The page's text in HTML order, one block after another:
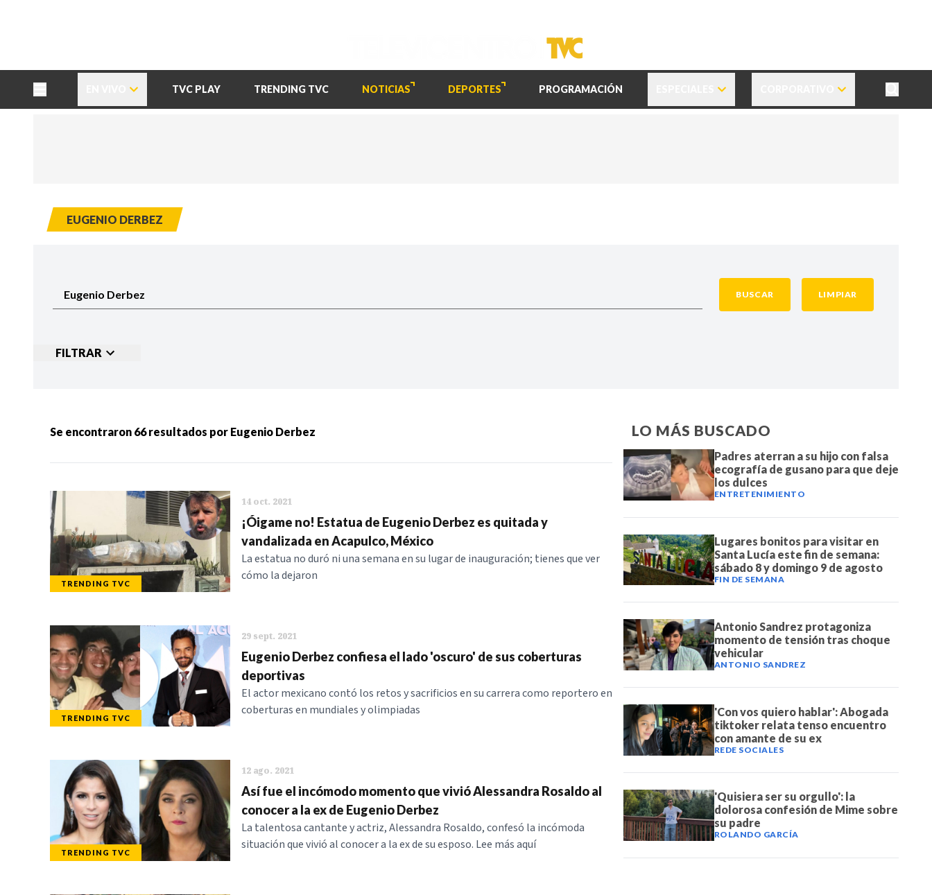
TVC PLAY TRENDING TVC NOTICIAS DEPORTES PROGRAMACIÓN
EUGENIO DERBEZ
BUSCAR LIMPIAR
FILTRAR
Categorias: NOTICIAS SERIES
Se encontraron 66 resultados por Eugenio Derbez
TRENDING TVC
14 oct. 2021
¡Óigame no! Estatua de Eugenio Derbez es quitada y
vandalizada en Acapulco, México
La estatua no duró ni una semana en su lugar de inauguración; tienes que ver
cómo la dejaron
TRENDING TVC
29 sept. 2021
Eugenio Derbez confiesa el lado 'oscuro' de sus coberturas
deportivas
El actor mexicano contó los retos y sacrificios en su carrera como reportero en
coberturas en mundiales y olimpiadas
TRENDING TVC
12 ago. 2021
Así fue el incómodo momento que vivió Alessandra Rosaldo al
conocer a la ex de Eugenio Derbez
La talentosa cantante y actriz, Alessandra Rosaldo, confesó la incómoda
situación que vivió al conocer a la ex de su esposo. Lee más aquí
LO MÁS BUSCADO
Padres aterran a su hijo con falsa
ecografía de gusano para que deje
los dulces
ENTRETENIMIENTO
Lugares bonitos para visitar en
Santa Lucía este fin de semana:
sábado 8 y domingo 9 de agosto
FIN DE SEMANA
Antonio Sandrez protagoniza
momento de tensión tras choque
vehicular
ANTONIO SANDREZ
'Con vos quiero hablar': Abogada
tiktoker relata tenso encuentro
con amante de su ex
REDE SOCIALES
'Quisiera ser su orgullo': la
dolorosa confesión de Mime sobre
su padre
ROLANDO GARCÍA